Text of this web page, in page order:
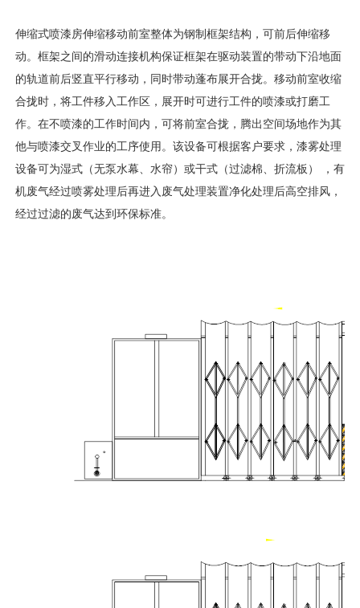
伸缩式喷漆房伸缩移动前室整体为钢制框架结构，可前后伸缩移
动。框架之间的滑动连接机构保证框架在驱动装置的带动下沿地面
的轨道前后竖直平行移动，同时带动蓬布展开合拢。移动前室收缩
合拢时，将工件移入工作区，展开时可进行工件的喷漆或打磨工
作。在不喷漆的工作时间内，可将前室合拢，腾出空间场地作为其
他与喷漆交叉作业的工序使用。该设备可根据客户要求，漆雾处理
设备可为湿式（无泵水幕、水帘）或干式（过滤棉、折流板） ，有
机废气经过喷雾处理后再进入废气处理装置净化处理后高空排风，
经过过滤的废气达到环保标准。